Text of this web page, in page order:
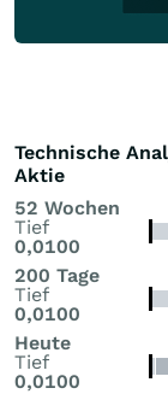
Technische
Aktie
52 Wochen
Tief
0,0100
200 Tage
Tief
0,0100
Heute
Tief
0,0100